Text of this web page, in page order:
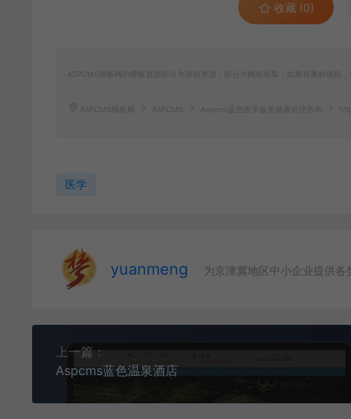
收藏 (0)
ASPCMS模板网的模板资源部分为原创资源，部分为网络采集，如果有素材侵权
ASPCMS模板网 ASPCMS Aspcms蓝色医学服务健康管理咨询
医学
yuanmeng 为京津冀地区中小企业提供各
上一篇：
Aspcms蓝色温泉酒店